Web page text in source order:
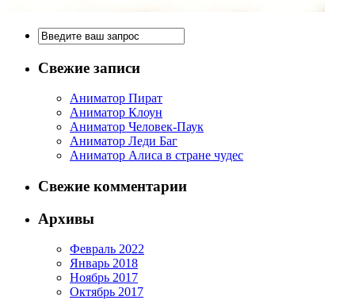
Свежие записи
Аниматор Пират
Аниматор Клоун
Аниматор Человек-Паук
Аниматор Леди Баг
Аниматор Алиса в стране чудес
Свежие комментарии
Архивы
Февраль 2022
Январь 2018
Ноябрь 2017
Октябрь 2017